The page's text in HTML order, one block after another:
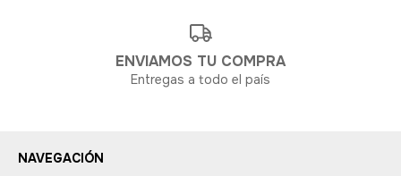
ENVIAMOS TU COMPRA
Entregas a todo el país
NAVEGACIÓN